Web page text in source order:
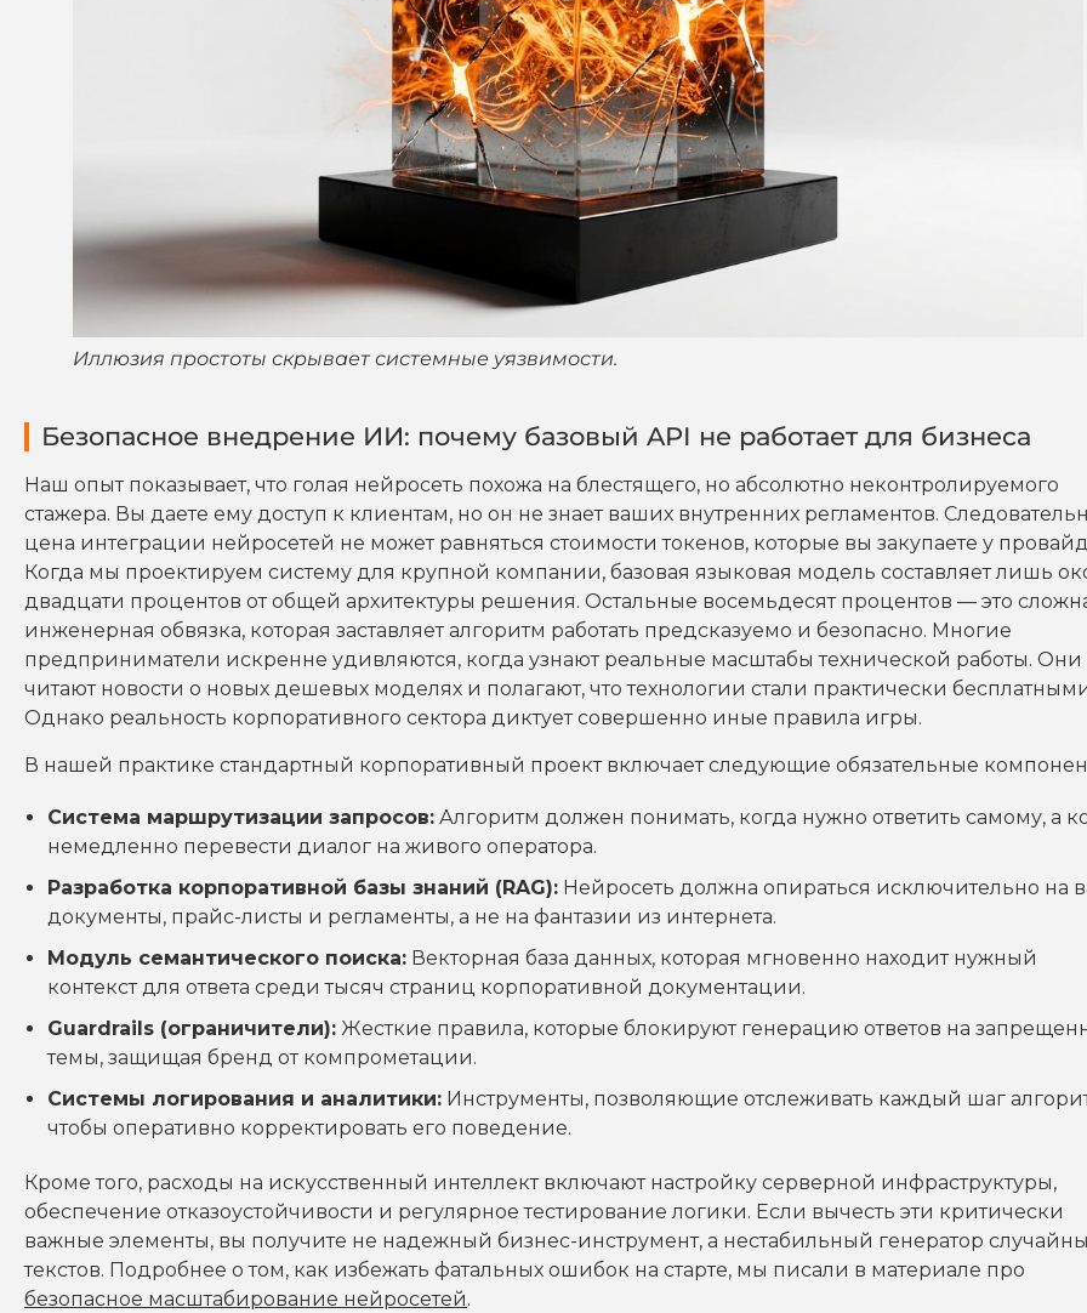
Иллюзия простоты скрывает системные уязвимости.
Безопасное внедрение ИИ: почему базовый API не работает для бизнеса
Наш опыт показывает, что голая нейросеть похожа на блестящего, но абсолютно неконтролируемого
стажера. Вы даете ему доступ к клиентам, но он не знает ваших внутренних регламентов.
цена интеграции нейросетей не может равняться стоимости токенов, которые вы закупаете у
Когда мы проектируем систему для крупной компании, базовая языковая модель составляет лишь
двадцати процентов от общей архитектуры решения. Остальные восемьдесят процентов — это
инженерная обвязка, которая заставляет алгоритм работать предсказуемо и безопасно. Многие
предприниматели искренне удивляются, когда узнают реальные масштабы технической работы. Они
читают новости о новых дешевых моделях и полагают, что технологии стали практически
Однако реальность корпоративного сектора диктует совершенно иные правила игры.
В нашей практике стандартный корпоративный проект включает следующие обязательные
Система маршрутизации запросов: Алгоритм должен понимать, когда нужно ответить самому, а
немедленно перевести диалог на живого оператора.
Разработка корпоративной базы знаний (RAG): Нейросеть должна опираться исключительно на
документы, прайс-листы и регламенты, а не на фантазии из интернета.
Модуль семантического поиска: Векторная база данных, которая мгновенно находит нужный
контекст для ответа среди тысяч страниц корпоративной документации.
Guardrails (ограничители): Жесткие правила, которые блокируют генерацию ответов на
темы, защищая бренд от компрометации.
Системы логирования и аналитики: Инструменты, позволяющие отслеживать каждый шаг
чтобы оперативно корректировать его поведение.
Кроме того, расходы на искусственный интеллект включают настройку серверной инфраструктуры,
обеспечение отказоустойчивости и регулярное тестирование логики. Если вычесть эти критически
важные элементы, вы получите не надежный бизнес-инструмент, а нестабильный генератор
текстов. Подробнее о том, как избежать фатальных ошибок на старте, мы писали в материале про
безопасное масштабирование нейросетей.